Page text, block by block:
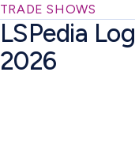
TRADE SHOWS
LSPedia
2026